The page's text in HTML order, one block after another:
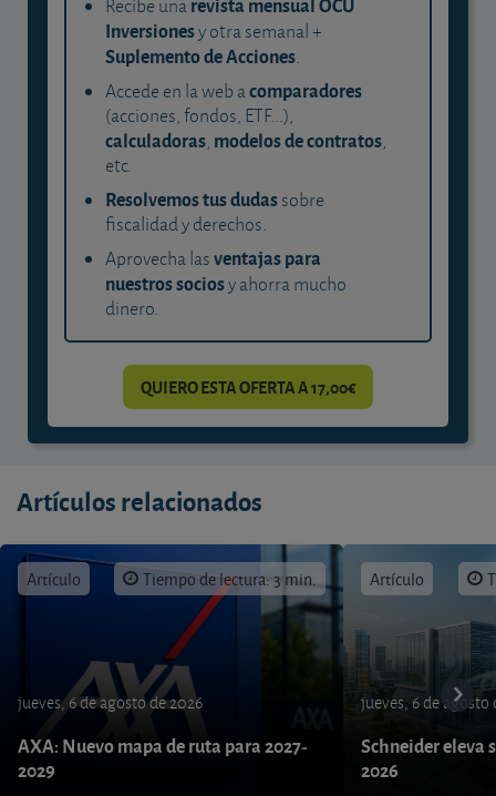
Recibe una
Inversionesy otra semanal +
Suplemento de Acciones.
Accede en la web acomparadores
(acciones, fondos, ETF...),
calculadoras, modelos de contratos,
etc.
Resolvemos tus dudassobre
fiscalidad y derechos.
Aprovecha lasventajas para
nuestros sociosy ahorra mucho
dinero.
QUIERO ESTA OFERTA A 17,00€
Artículos relacionados
Artículo Tiempo de lectura: 3 min.
jueves, 6 de agosto de 2026
AXA: Nuevo mapa de ruta para 2027-
2029
Artículo
jueves, 6 de agosto
Schneider eleva
2026